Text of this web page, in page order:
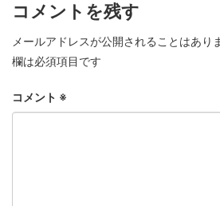
コメントを残す
メールアドレスが公開されることはあり
欄は必須項目です
コメント ※